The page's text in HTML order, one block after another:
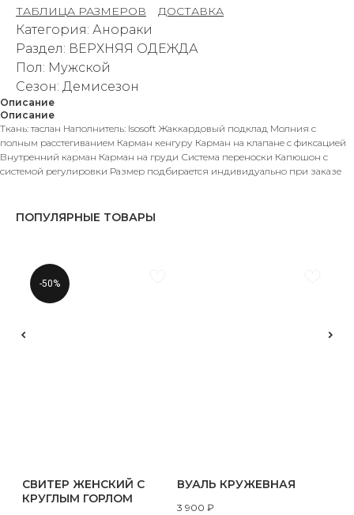
ТАБЛИЦА РАЗМЕРОВ ДОСТАВКА
Категория: Анораки
Раздел: ВЕРХНЯЯ ОДЕЖДА
Пол: Мужской
Сезон: Демисезон
Описание
Описание
Ткань: таслан Наполнитель: Isosoft Жаккардовый подклад Молния с
полным расстегиванием Карман кенгуру Карман на клапане с фиксацией
Внутренний карман Карман на груди Система переноски Капюшон с
системой регулировки Размер подбирается индивидуально при заказе
ПОПУЛЯРНЫЕ ТОВАРЫ
-50%
СВИТЕР ЖЕНСКИЙ С
КРУГЛЫМ ГОРЛОМ
ВУАЛЬ КРУЖЕВНАЯ
3 900 ₽